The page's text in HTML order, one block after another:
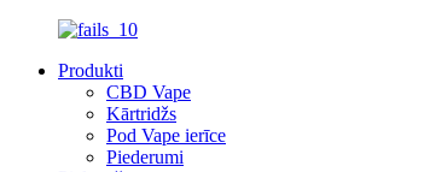
Produkti
CBD Vape
Kārtridžs
Pod Vape ierīce
Piederumi